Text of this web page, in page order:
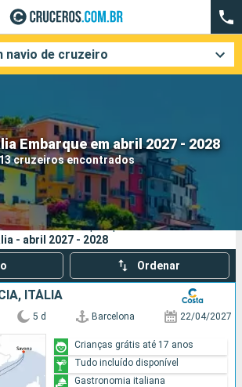
Embarque em abril 2027 - 2028
cruzeiros encontrados
navio de cruzeiro
Companhias
Pesquisar
seus critérios de pesquisa:
- abril 2027 - 2028
Ordenar
ITÁLIA
5 d Barcelona 22/04/2027
Crianças grátis até 17 anos
Tudo incluído disponível
Gastronomia italiana